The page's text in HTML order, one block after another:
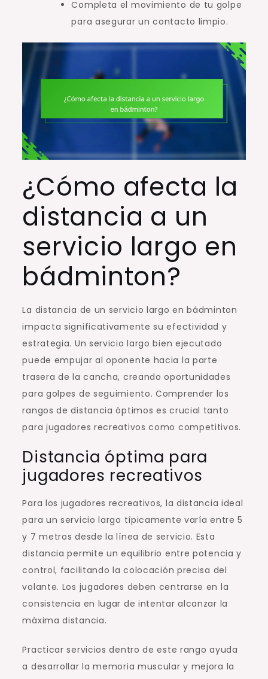
Completa el movimiento de tu golpe
para asegurar un contacto limpio.
¿Cómo afecta la
distancia a un
servicio largo en
bádminton?
La distancia de un servicio largo en bádminton
impacta significativamente su efectividad y
estrategia. Un servicio largo bien ejecutado
puede empujar al oponente hacia la parte
trasera de la cancha, creando oportunidades
para golpes de seguimiento. Comprender los
rangos de distancia óptimos es crucial tanto
para jugadores recreativos como competitivos.
Distancia óptima para
jugadores recreativos
Para los jugadores recreativos, la distancia ideal
para un servicio largo típicamente varía entre 5
y 7 metros desde la línea de servicio. Esta
distancia permite un equilibrio entre potencia y
control, facilitando la colocación precisa del
volante. Los jugadores deben centrarse en la
consistencia en lugar de intentar alcanzar la
máxima distancia.
Practicar servicios dentro de este rango ayuda
a desarrollar la memoria muscular y mejora la